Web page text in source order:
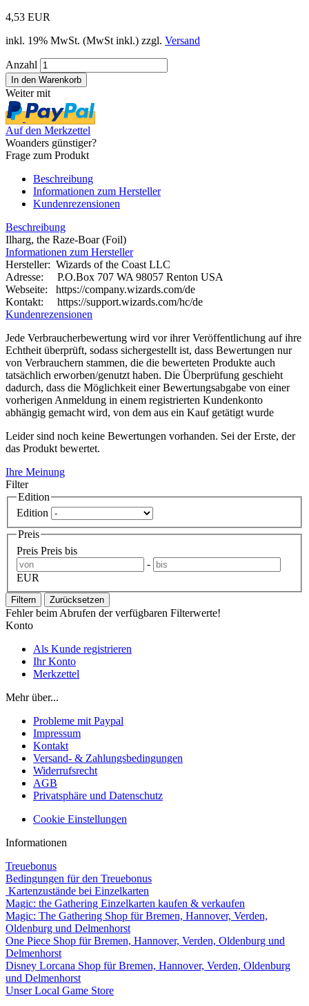
4,53 EUR
inkl. 19% MwSt. (MwSt inkl.) zzgl. Versand
Anzahl
Weiter mit
Auf den Merkzettel
Woanders günstiger?
Frage zum Produkt
Beschreibung
Informationen zum Hersteller
Kundenrezensionen
Beschreibung
Ilharg, the Raze-Boar (Foil)
Informationen zum Hersteller
Hersteller: Wizards of the Coast LLC
Adresse: P.O.Box 707 WA 98057 Renton USA
Webseite:
https://company.wizards.com/de
Kontakt: https://support.wizards.com/hc/de
Kundenrezensionen
Jede Verbraucherbewertung wird vor ihrer Veröffentlichung auf ihre
Echtheit überprüft, sodass sichergestellt ist, dass Bewertungen nur
von Verbrauchern stammen, die die bewerteten Produkte auch
tatsächlich erworben/genutzt haben. Die Überprüfung geschieht
dadurch, dass die Möglichkeit einer Bewertungsabgabe von einer
vorherigen Anmeldung in einem registrierten Kundenkonto
abhängig gemacht wird, von dem aus ein Kauf getätigt wurde
Leider sind noch keine Bewertungen vorhanden. Sei der Erste, der
das Produkt bewertet.
Ihre Meinung
Filter
Edition
Edition
Preis
Preis Preis bis
-
EUR
Filtern Zurücksetzen
Fehler beim Abrufen der verfügbaren Filterwerte!
Konto
Als Kunde registrieren
Ihr Konto
Merkzettel
Mehr über...
Probleme mit Paypal
Impressum
Kontakt
Versand- & Zahlungsbedingungen
Widerrufsrecht
AGB
Privatsphäre und Datenschutz
Cookie Einstellungen
Informationen
Treuebonus
Bedingungen für den Treuebonus
Kartenzustände bei Einzelkarten
Magic: the Gathering Einzelkarten kaufen & verkaufen
Magic: The Gathering Shop für Bremen, Hannover, Verden,
Oldenburg und Delmenhorst
One Piece Shop für Bremen, Hannover, Verden, Oldenburg und
Delmenhorst
Disney Lorcana Shop für Bremen, Hannover, Verden, Oldenburg
und Delmenhorst
Unser Local Game Store